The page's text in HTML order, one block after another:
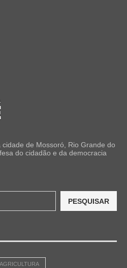
de Mossoró, Rio Grande do
do cidadão e da democracia
PESQUISAR
AGRICULTURA